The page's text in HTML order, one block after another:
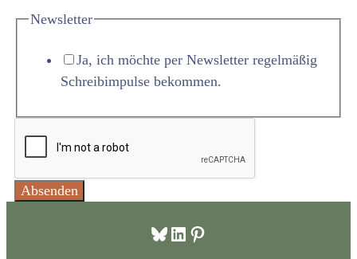
Newsletter
Ja, ich möchte per Newsletter regelmäßig
Schreibimpulse bekommen.
Absenden
Bluesky
LinkedIn
Pinterest